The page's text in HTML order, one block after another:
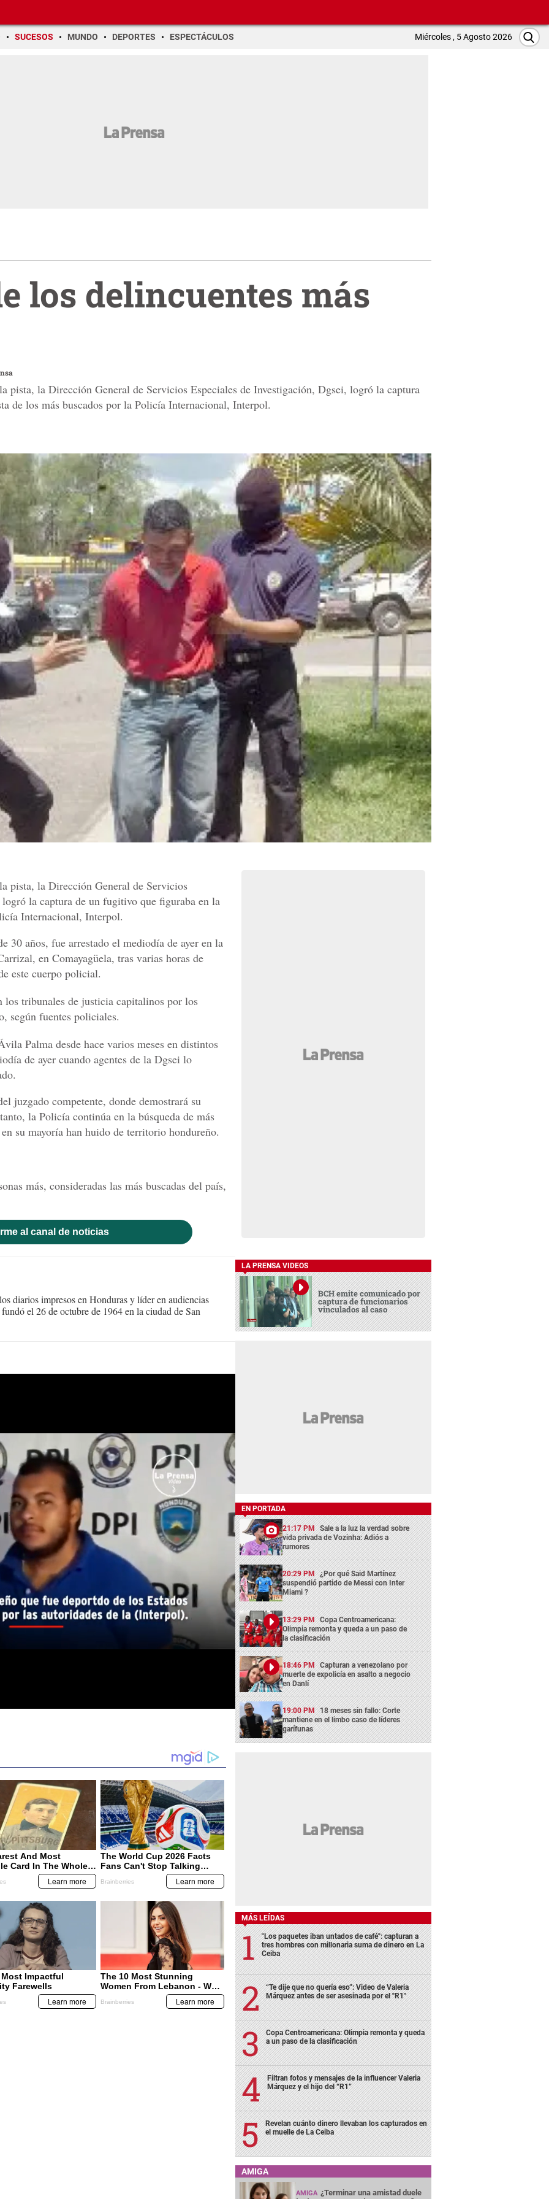
SUCESOS MUNDO DEPORTES ESPECTÁCULOS Miércoles , 5 Agosto 2026
los delincuentes más
pista, la Dirección General de Servicios Especiales de Investigación, Dgsei, logró la captura
de los más buscados por la Policía Internacional, Interpol.
pista, la Dirección General de Servicios
la captura de un fugitivo que figuraba en la
Internacional, Interpol.
30 años, fue arrestado el mediodía de ayer en la
en Comayagüela, tras varias horas de
este cuerpo policial.
los tribunales de justicia capitalinos por los
según fuentes policiales.
Palma desde hace varios meses en distintos
de ayer cuando agentes de la Dgsei lo
juzgado competente, donde demostrará su
la Policía continúa en la búsqueda de más
su mayoría han huido de territorio hondureño.
más, consideradas las más buscadas del país,
al canal de noticias
diarios impresos en Honduras y líder en audiencias
el 26 de octubre de 1964 en la ciudad de San
LA PRENSA VIDEOS
BCH emite comunicado por
captura de funcionarios
vinculados al caso
EN PORTADA
21:17 PM Sale a la luz la verdad sobre
vida privada de Vozinha: Adiós a
rumores
20:29 PM ¿Por qué Said Martínez
suspendió partido de Messi con Inter
Miami ?
13:29 PM Copa Centroamericana:
Olimpia remonta y queda a un paso de
la clasificación
18:46 PM Capturan a venezolano por
muerte de expolicía en asalto a negocio
en Danlí
19:00 PM 18 meses sin fallo: Corte
mantiene en el limbo caso de líderes
garífunas
MÁS LEÍDAS
"Los paquetes iban untados de café": capturan a
tres hombres con millonaria suma de dinero en La
Ceiba
“Te dije que no quería eso”: Video de Valeria
Márquez antes de ser asesinada por el "R1"
Copa Centroamericana: Olimpia remonta y queda
a un paso de la clasificación
Filtran fotos y mensajes de la influencer Valeria
Márquez y el hijo del “R1”
Revelan cuánto dinero llevaban los capturados en
el muelle de La Ceiba
AMIGA
AMIGA ¿Terminar una amistad duele